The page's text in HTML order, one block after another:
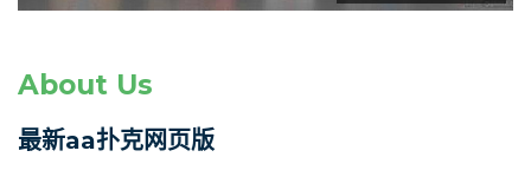
About Us
最新aa扑克网页版